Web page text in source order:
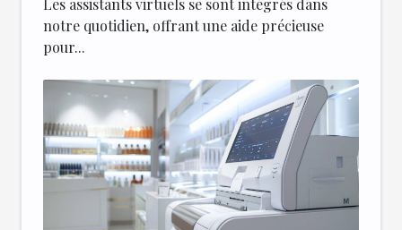
Les assistants virtuels se sont intégrés dans
notre quotidien, offrant une aide précieuse
pour...